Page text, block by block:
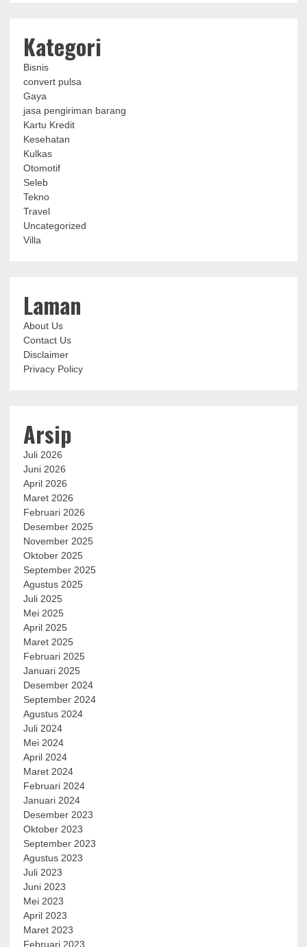
Kategori
Bisnis
convert pulsa
Gaya
jasa pengiriman barang
Kartu Kredit
Kesehatan
Kulkas
Otomotif
Seleb
Tekno
Travel
Uncategorized
Villa
Laman
About Us
Contact Us
Disclaimer
Privacy Policy
Arsip
Juli 2026
Juni 2026
April 2026
Maret 2026
Februari 2026
Desember 2025
November 2025
Oktober 2025
September 2025
Agustus 2025
Juli 2025
Mei 2025
April 2025
Maret 2025
Februari 2025
Januari 2025
Desember 2024
September 2024
Agustus 2024
Juli 2024
Mei 2024
April 2024
Maret 2024
Februari 2024
Januari 2024
Desember 2023
Oktober 2023
September 2023
Agustus 2023
Juli 2023
Juni 2023
Mei 2023
April 2023
Maret 2023
Februari 2023